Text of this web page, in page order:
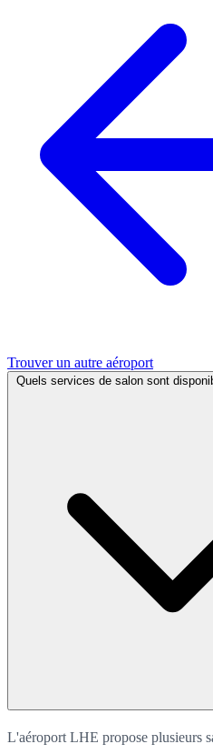
Trouver un autre aéroport
Quels services de salon sont
L'aéroport LHE propose plusieurs